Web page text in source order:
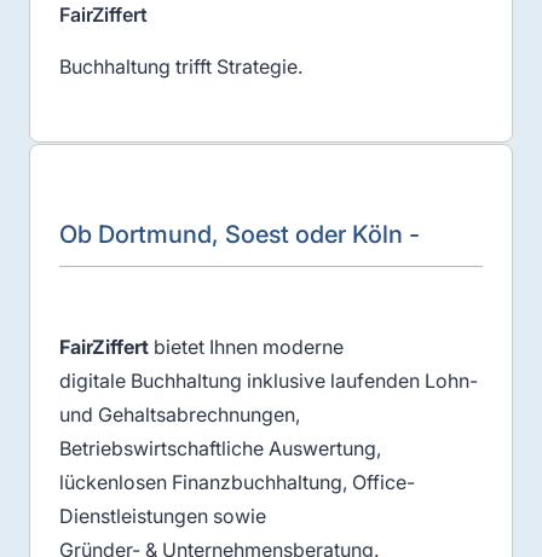
FairZiffert
Buchhaltung trifft Strategie.
Ob Dortmund, Soest oder Köln -
FairZiffert bietet Ihnen moderne
digitale Buchhaltung inklusive laufenden Lohn-
und Gehaltsabrechnungen,
Betriebswirtschaftliche Auswertung,
lückenlosen Finanzbuchhaltung, Office-
Dienstleistungen sowie
Gründer- & Unternehmensberatung.